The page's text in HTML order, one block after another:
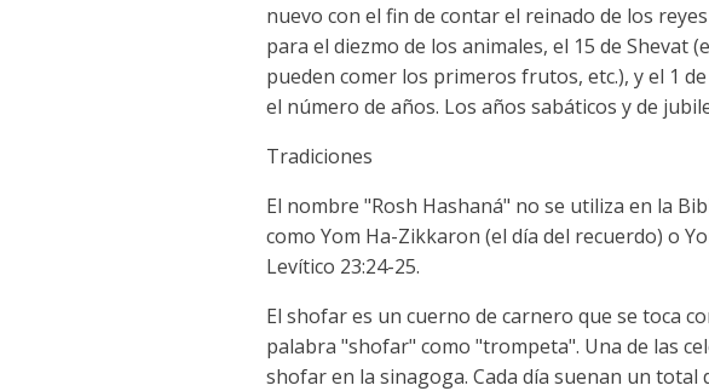
nuevo con el fin de contar el reinado de los
para el diezmo de los animales, el 15 de
pueden comer los primeros frutos, etc.), y el 1
el número de años. Los años sabáticos y de
Tradiciones
El nombre "Rosh Hashaná" no se utiliza en la
como Yom Ha-Zikkaron (el día del recuerdo) o
Levítico 23:24-25.
El shofar es un cuerno de carnero que se toca
palabra "shofar" como "trompeta". Una de las
shofar en la sinagoga. Cada día suenan un